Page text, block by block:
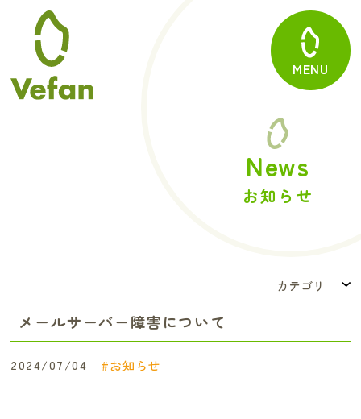
MENU
News
お知らせ
カテゴリ
メールサーバー障害について
2024/07/04 お知らせ